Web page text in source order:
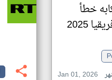
خطأ
2025
Jan 01, 2026